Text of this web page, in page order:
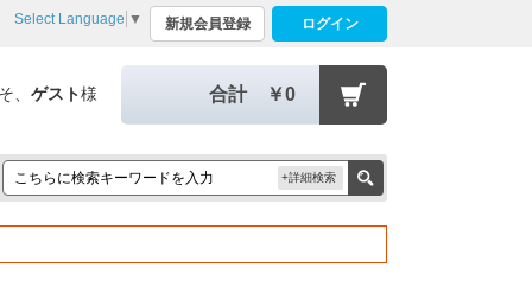
ログイン
新規会員登録
Select Language ▼
、 ゲスト様 合計 ￥0
+詳細検索